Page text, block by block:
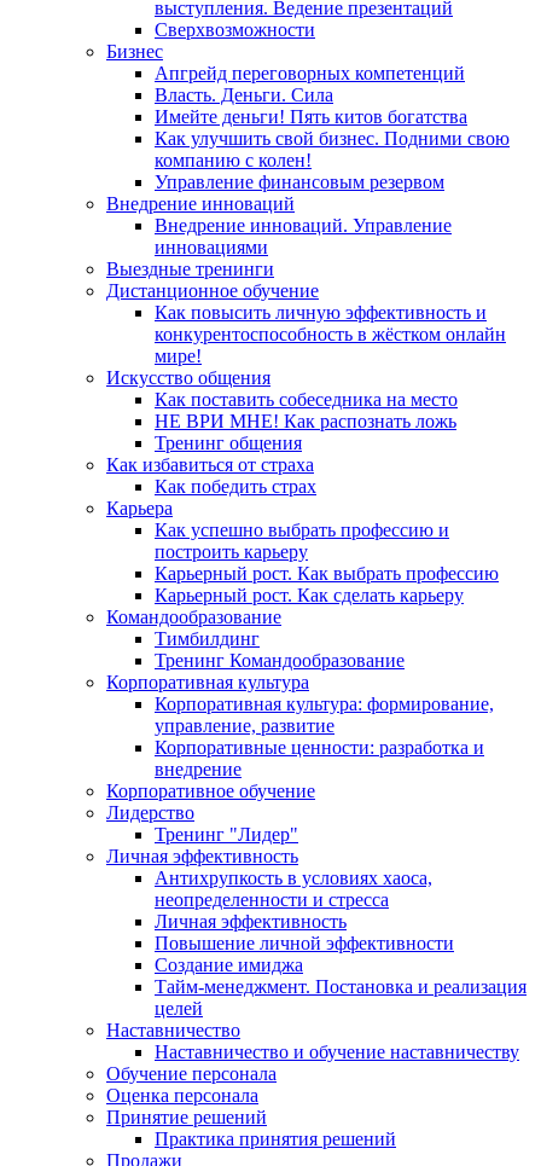
выступления. Ведение презентаций
Сверхвозможности
Бизнес
Апгрейд переговорных компетенций
Власть. Деньги. Сила
Имейте деньги! Пять китов богатства
Как улучшить свой бизнес. Подними свою
компанию с колен!
Управление финансовым резервом
Внедрение инноваций
Внедрение инноваций. Управление
инновациями
Выездные тренинги
Дистанционное обучение
Как повысить личную эффективность и
конкурентоспособность в жёстком онлайн
мире!
Искусство общения
Как поставить собеседника на место
НЕ ВРИ МНЕ! Как распознать ложь
Тренинг общения
Как избавиться от страха
Как победить страх
Карьера
Как успешно выбрать профессию и
построить карьеру
Карьерный рост. Как выбрать профессию
Карьерный рост. Как сделать карьеру
Командообразование
Тимбилдинг
Тренинг Командообразование
Корпоративная культура
Корпоративная культура: формирование,
управление, развитие
Корпоративные ценности: разработка и
внедрение
Корпоративное обучение
Лидерство
Тренинг "Лидер"
Личная эффективность
Антихрупкость в условиях хаоса,
неопределенности и стресса
Личная эффективность
Повышение личной эффективности
Создание имиджа
Тайм-менеджмент. Постановка и реализация
целей
Наставничество
Наставничество и обучение наставничеству
Обучение персонала
Оценка персонала
Принятие решений
Практика принятия решений
Продажи